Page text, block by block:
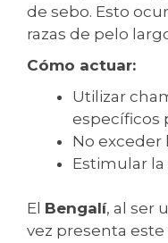
de sebo. Esto
razas de pelo
Cómo actuar:
Utilizar
específicos
No exceder
Estimular la
El Bengalí, al ser
vez presenta